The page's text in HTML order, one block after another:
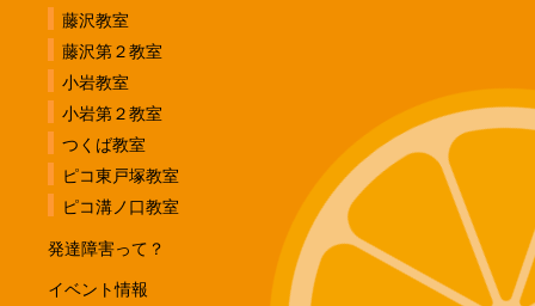
藤沢教室
藤沢第２教室
小岩教室
小岩第２教室
つくば教室
ピコ東戸塚教室
ピコ溝ノ口教室
発達障害って？
イベント情報